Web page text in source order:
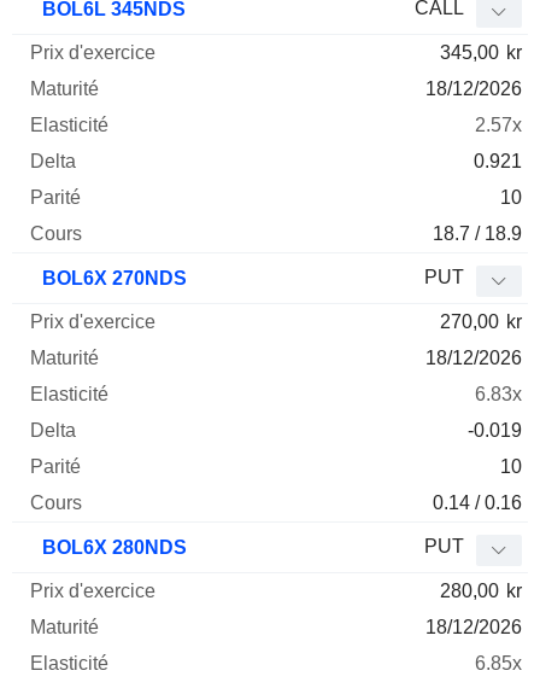
BOL6L 345NDS CALL
345,00 kr
18/12/2026
2.57x
0.921
10
18.7 / 18.9
BOL6X 270NDS PUT
270,00 kr
18/12/2026
6.83x
-0.019
10
0.14 / 0.16
BOL6X 280NDS PUT
280,00 kr
18/12/2026
6.85x